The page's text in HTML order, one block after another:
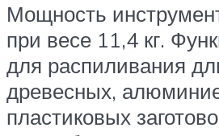
Мощность
при весе 11,4 кг.
для распиливания
древесных,
пластиковых